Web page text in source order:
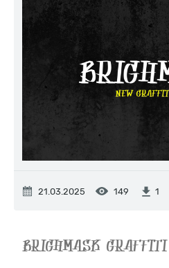
21.03.2025 149 1